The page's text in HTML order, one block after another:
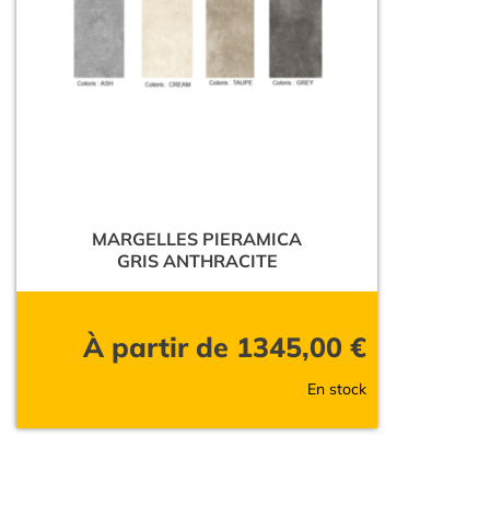
MARGELLES PIERAMICA
GRIS ANTHRACITE
À partir de 1345,00 €
En stock